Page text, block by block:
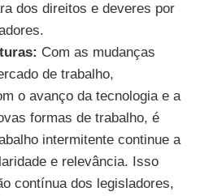
dos direitos e deveres por
Com as mudanças
de trabalho,
o avanço da tecnologia e a
formas de trabalho, é
intermitente continue a
e relevância. Isso
contínua dos legisladores,